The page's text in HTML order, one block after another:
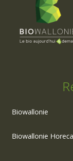
Biowallonie
Biowallonie Horeca